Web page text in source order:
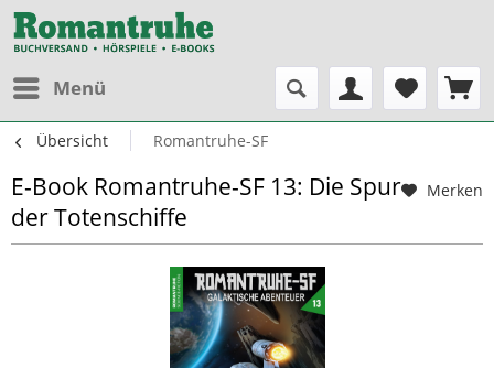
Menü
Übersicht Romantruhe-SF
Merken
E-Book Romantruhe-SF 13: Die Spur
der Totenschiffe